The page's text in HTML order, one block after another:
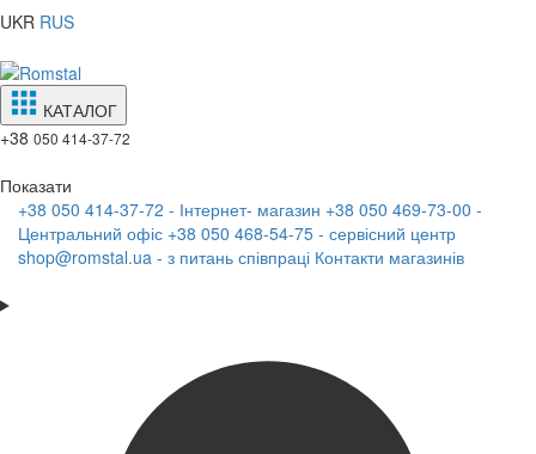
UKR RUS
КАТАЛОГ
+38 050 414-37-72
Показати
+38 050 414-37-72 - Інтернет- магазин +38 050 469-73-00 -
Центральний офіс +38 050 468-54-75 - сервісний центр
shop@romstal.ua - з питань співпраці Контакти магазинів